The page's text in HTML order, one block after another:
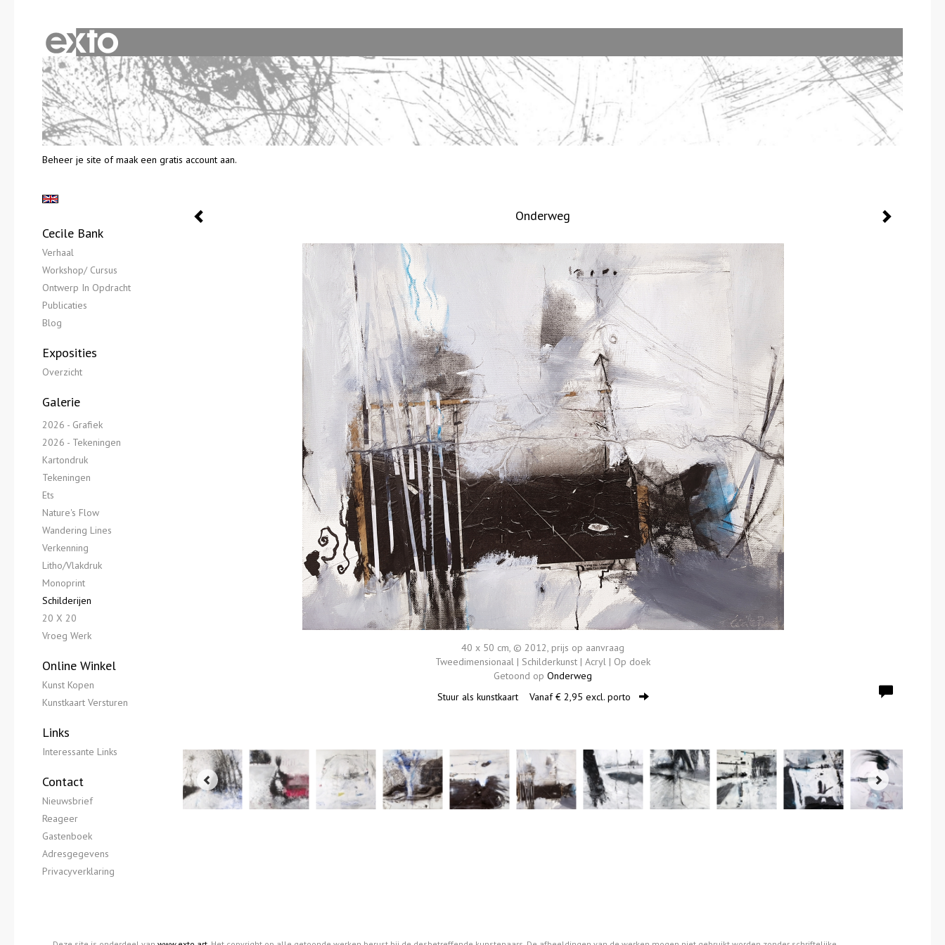
Beheer je site ofmaak een gratis account aan.
Onderweg
40 x 50 cm, © 2012, prijs op aanvraag
Tweedimensionaal | Schilderkunst | Acryl | Op doek
Getoond op Onderweg
Stuur als kunstkaart Vanaf € 2,95 excl. porto
Cecile Bank
Verhaal
Workshop/ Cursus
Ontwerp In Opdracht
Publicaties
Blog
Exposities
Overzicht
Galerie
2026 - Grafiek
2026 - Tekeningen
Kartondruk
Tekeningen
Ets
Nature's Flow
Wandering Lines
Verkenning
Litho/Vlakdruk
Monoprint
Schilderijen
20 X 20
Vroeg Werk
Online Winkel
Kunst Kopen
Kunstkaart Versturen
Links
Interessante Links
Contact
Nieuwsbrief
Reageer
Gastenboek
Adresgegevens
Privacyverklaring